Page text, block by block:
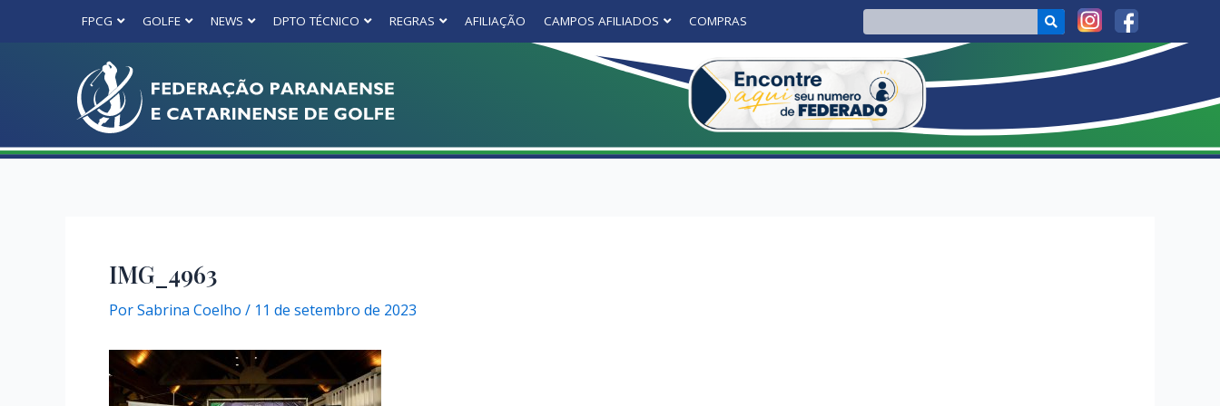
FPCG GOLFE NEWS DPTO TÉCNICO REGRAS AFILIAÇÃO CAMPOS AFILIADOS COMPRAS
IMG_4963
PorSabrina Coelho / 11 de setembro de 2023